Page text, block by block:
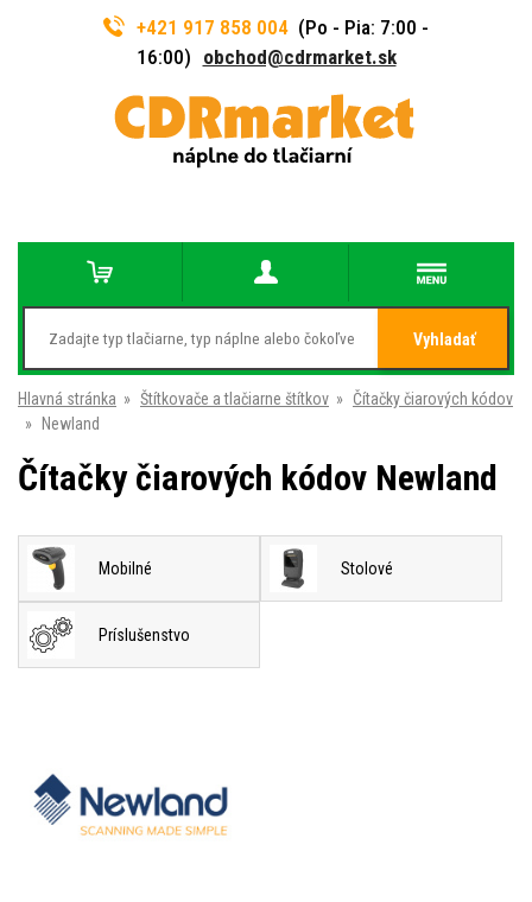
+421 917 858 004 (Po - Pia: 7:00 -
16:00) obchod@cdrmarket.sk
Vyhladať
Hlavná stránka » Štítkovače a tlačiarne štítkov » Čítačky čiarových kódov
»
Newland
Čítačky čiarových kódov Newland
Mobilné Stolové
Príslušenstvo